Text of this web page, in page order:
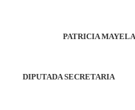
PATRICIA
DIPUTADA SECRETARIA